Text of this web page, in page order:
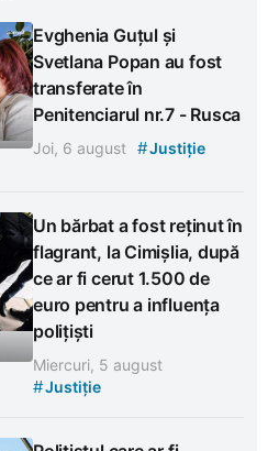
Evghenia Guțul și
Svetlana Popan au fost
transferate în
Penitenciarul nr.7 - Rusca
Joi, 6 august #Justiție
Un bărbat a fost reținut în
flagrant, la Cimișlia, după
ce ar fi cerut 1.500 de
euro pentru a influența
polițiști
Miercuri, 5 august
#Justiție